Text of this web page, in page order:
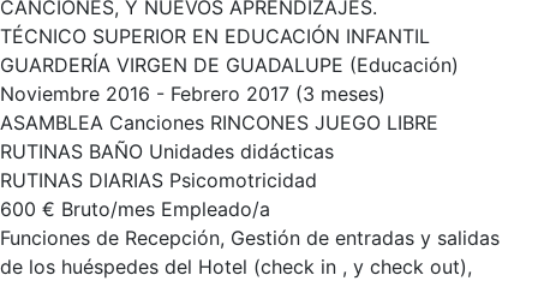
CANCIONES, Y NUEVOS APRENDIZAJES.
TÉCNICO SUPERIOR EN EDUCACIÓN INFANTIL
GUARDERÍA VIRGEN DE GUADALUPE (Educación)
Noviembre 2016 - Febrero 2017 (3 meses)
ASAMBLEA Canciones RINCONES JUEGO LIBRE
RUTINAS BAÑO Unidades didácticas
RUTINAS DIARIAS Psicomotricidad
600 € Bruto/mes Empleado/a
Funciones de Recepción, Gestión de entradas y salidas
de los huéspedes del Hotel (check in , y check out),